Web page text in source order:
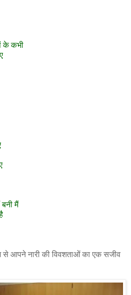
के कभी
बनी मैं
से आपने नारी की विवशताओं का एक सजीव